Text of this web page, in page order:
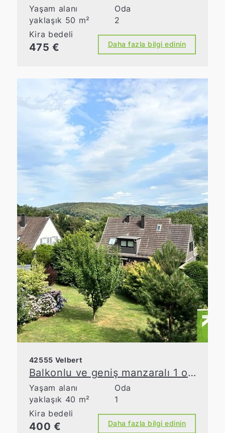
Yaşam alanı
yaklaşık 50 m²
Oda
2
Kira bedeli
475 € Daha fazla bilgi edinin
42555 Velbert
Balkonlu ve geniş manzaralı 1 odalı daire
Yaşam alanı
yaklaşık 40 m²
Oda
1
Kira bedeli
400 € Daha fazla bilgi edinin